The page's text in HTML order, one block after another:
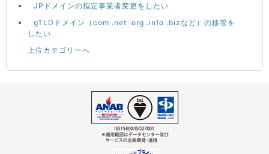
JPドメインの指定事業者変更をしたい
gTLDドメイン（com .net .org .info .bizなど）の移管を
したい
上位カテゴリーへ